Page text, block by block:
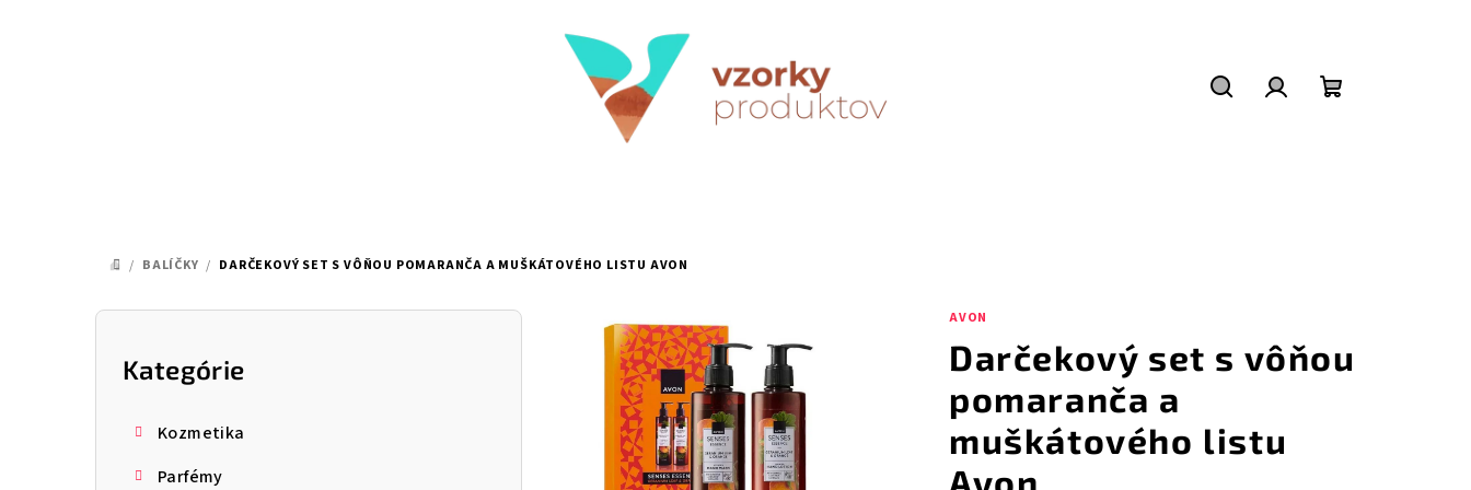
DOMOV
/ BALÍČKY / DARČEKOVÝ SET S VÔŇOU POMARANČA A MUŠKÁTOVÉHO LISTU AVON
B
Preskočiť
kategórie
Kategórie
Kozmetika
Parfémy
AVON
Darčekový set s vôňou
pomaranča a
muškátového listu
Avon